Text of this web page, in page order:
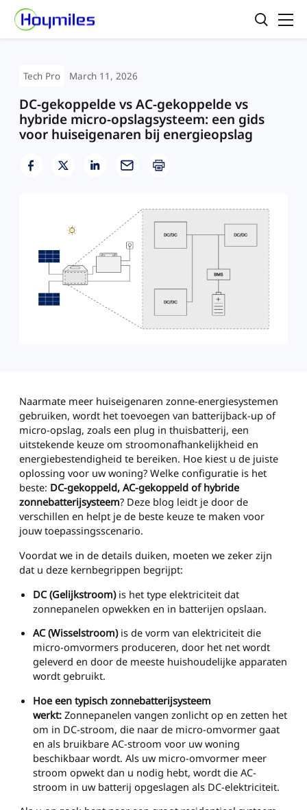
Tech Pro March 11, 2026
DC-gekoppelde vs AC-gekoppelde vs
hybride micro-opslagsysteem: een gids
voor huiseigenaren bij energieopslag
Naarmate meer huiseigenaren zonne-energiesystemen
gebruiken, wordt het toevoegen van batterijback-up of
micro-opslag, zoals een plug in thuisbatterij, een
uitstekende keuze om stroomonafhankelijkheid en
energiebestendigheid te bereiken. Hoe kiest u de juiste
oplossing voor uw woning? Welke configuratie is het
beste: DC-gekoppeld, AC-gekoppeld of hybride
zonnebatterijsysteem? Deze blog leidt je door de
verschillen en helpt je de beste keuze te maken voor
jouw toepassingsscenario.
Voordat we in de details duiken, moeten we zeker zijn
dat u deze kernbegrippen begrijpt:
DC (Gelijkstroom)is het type elektriciteit dat
zonnepanelen opwekken en in batterijen opslaan.
AC (Wisselstroom)is de vorm van elektriciteit die
micro-omvormers produceren, door het net wordt
geleverd en door de meeste huishoudelijke apparaten
wordt gebruikt.
Hoe een typisch zonnebatterijsysteem
werkt: Zonnepanelen vangen zonlicht op en zetten het
om in DC-stroom, die naar de micro-omvormer gaat
en als bruikbare AC-stroom voor uw woning
beschikbaar wordt. Als uw micro-omvormer meer
stroom opwekt dan u nodig hebt, wordt die AC-
stroom in uw batterij opgeslagen als DC-elektriciteit.